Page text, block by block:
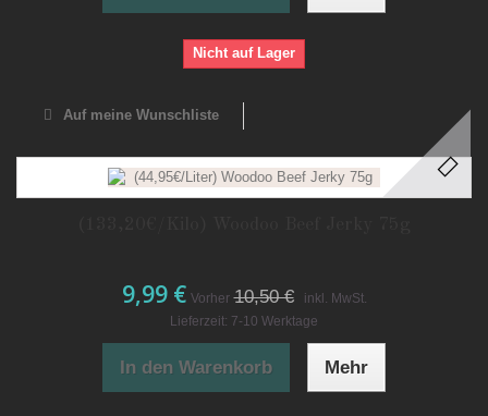
Nicht auf Lager
Auf meine Wunschliste
9,99 € Vorher 10,50 €
inkl. MwSt.
Lieferzeit: 7-10 Werktage
In den Warenkorb Mehr